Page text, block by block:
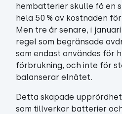
hembatterier skulle få en
hela 50 % av kostnaden
Men tre år senare, i
regel som begränsade
som endast användes för
förbrukning, och inte för
balanserar elnätet.
Detta skapade
som tillverkar batterier